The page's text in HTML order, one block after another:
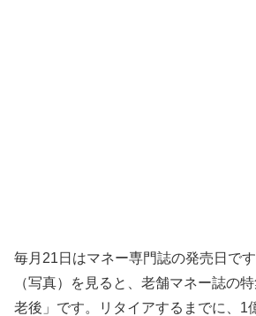
毎月21日はマネー専門誌の発売日で
（写真）を見ると、老舗マネー誌の
老後」です。リタイアするまでに、1